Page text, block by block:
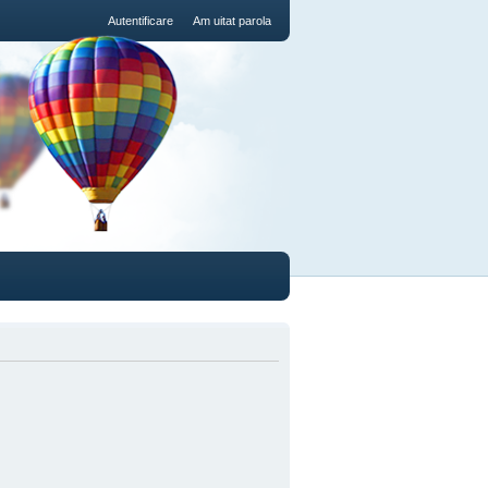
Autentificare Am uitat parola